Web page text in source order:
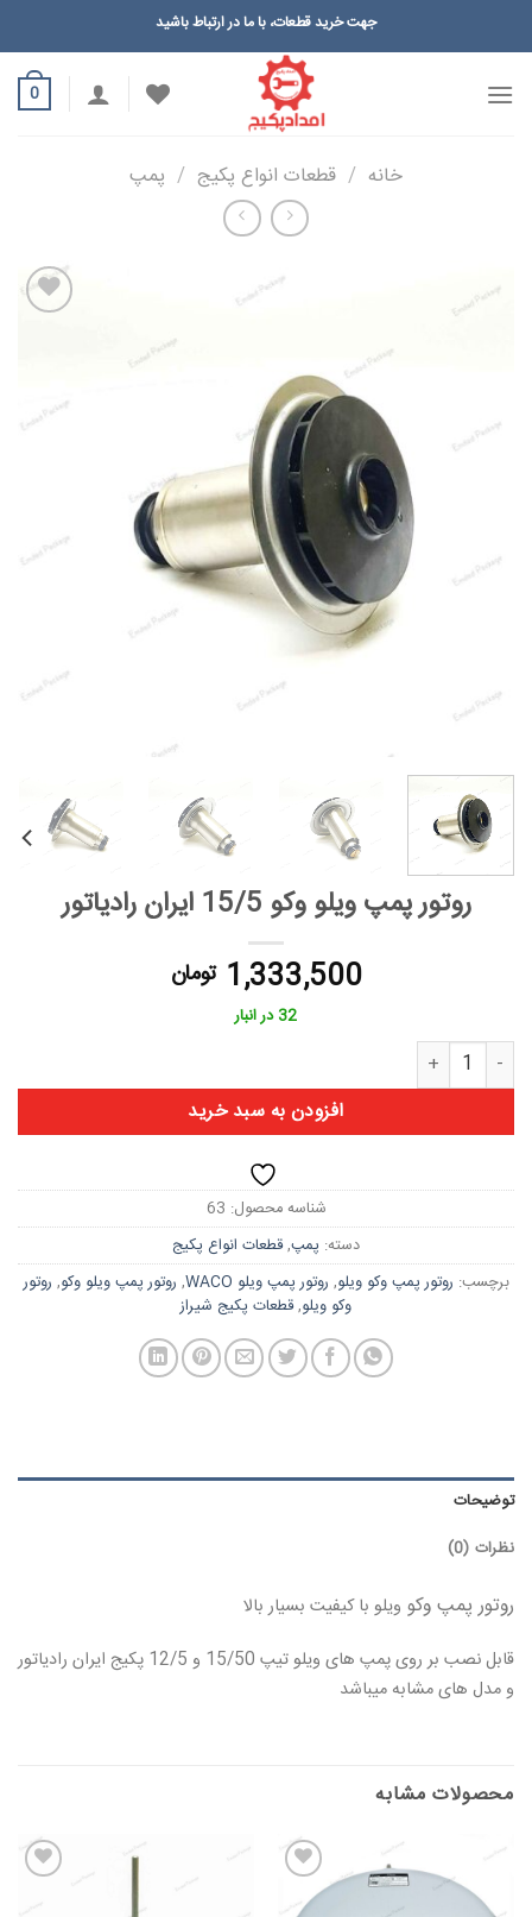
جهت خرید قطعات، با ما در ارتباط باشید
0
خانه / قطعات انواع پکیج / پمپ
روتور پمپ ویلو وکو 15/5 ایران رادیاتور
1,333,500 تومان
32 در انبار
روتور پمپ ویلو وکو 15/5 ایران رادیاتور عدد
افزودن به سبد خرید
شناسه محصول: 63
دسته: پمپ,قطعات انواع پکیج
برچسب: روتور پمپ وکو ویلو, روتور پمپ ویلو WACO , روتور پمپ ویلو وکو, روتور
وکو ویلو,قطعات پکیج شیراز
توضیحات
نظرات (0)
روتور پمپ وکو ویلو با کیفیت بسیار بالا
قابل نصب بر روی پمپ های ویلو تیپ 15/50 و 12/5 پکیج ایران رادیاتور
و مدل های مشابه میباشد
محصولات مشابه